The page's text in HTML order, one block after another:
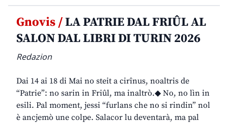
Gnovis /LA PATRIE DAL FRIÛL AL
SALON DAL LIBRI DI TURIN 2026
Redazion
Dai 14 ai 18 di Mai no steit a cirînus, noaltris de
“Patrie”: no sarin in Friûl, ma inaltrò.◆ No, no lìn in
esili. Pal moment, jessi “furlans che no si rindin” nol
è ancjemò une colpe. Salacor lu deventarà, ma pal